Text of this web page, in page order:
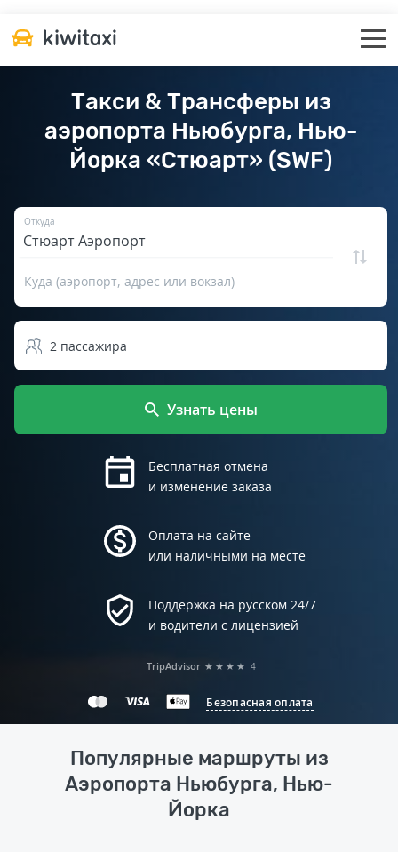
Такси & Трансферы из
аэропорта Ньюбурга, Нью-
Йорка «Стюарт» (SWF)
Откуда
Куда (аэропорт, адрес или вокзал)
2 пассажира
Узнать цены
Бесплатная отмена
и изменение заказа
Оплата на сайте
или наличными на месте
Поддержка на русском 24/7
и водители с лицензией
Безопасная оплата
TripAdvisor ★★★★ 4
Популярные маршруты из
Аэропорта Ньюбурга, Нью-
Йорка